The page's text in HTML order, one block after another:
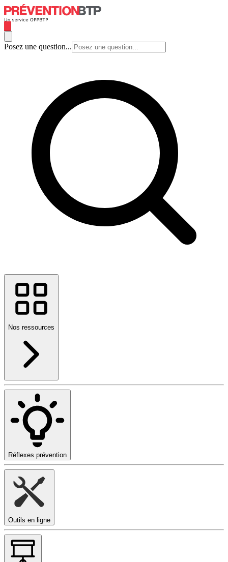
Posez une question...
Nos ressources
Réflexes prévention
Outils en ligne